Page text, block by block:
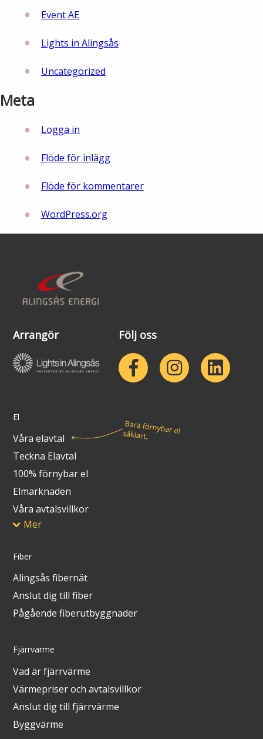
Event AE
Lights in Alingsås
Uncategorized
Meta
Logga in
Flöde för inlägg
Flöde för kommentarer
WordPress.org
Arrangör Följ oss
El
Våra elavtal
Teckna Elavtal
100% förnybar el
Elmarknaden
Våra avtalsvillkor
Mer
Fiber
Alingsås fibernät
Anslut dig till fiber
Pågående fiberutbyggnader
Fjärrvärme
Vad är fjärrvärme
Värmepriser och avtalsvillkor
Anslut dig till fjärrvärme
Byggvärme